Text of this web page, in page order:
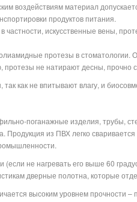
воздействиям материал
продуктов питания.
искусственные вены,
протезы в
протезы не натирают десны, прочно
как не впитывают влагу, и
поганажные изделия, трубы,
Продукция из ПВХ легко
(если не нагревать его выше 60
дверные полотна, которые
высоким уровнем прочности